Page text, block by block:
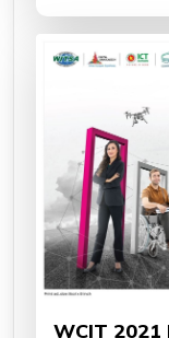
WCIT 2021